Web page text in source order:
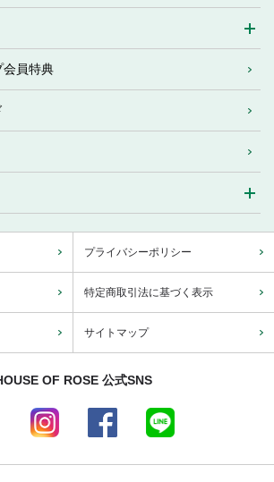
会員特典
プライバシーポリシー
特定商取引法に基づく表示
サイトマップ
OF ROSE 公式SNS